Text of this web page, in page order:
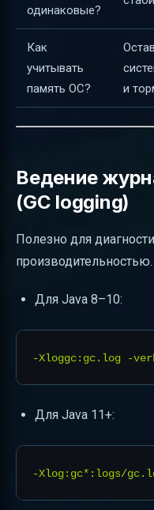
одинаковые?
Как
учитывать
память ОС?
и
Ведение
(GC logging)
Полезно для
производительностью.
Для Java 8–10:
Для Java 11+: